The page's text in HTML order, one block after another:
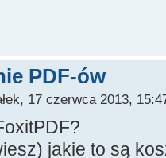
PDF-ów
17 czerwca 2013,
jakie to są